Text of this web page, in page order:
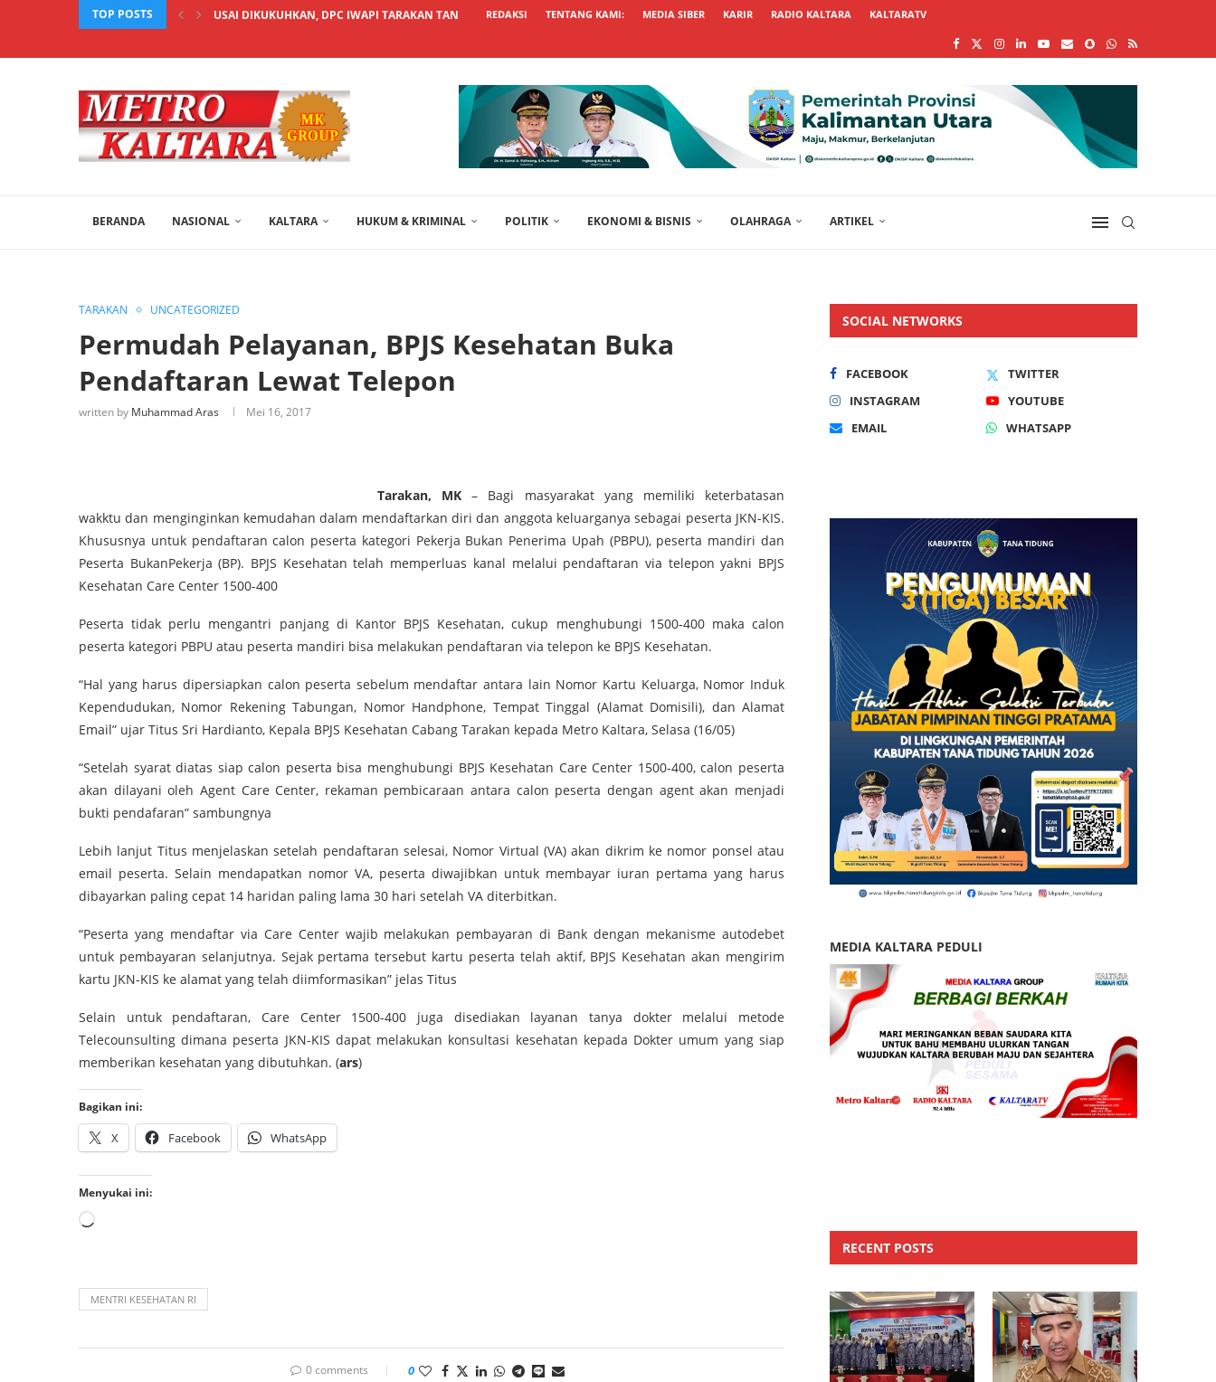
TOP POSTS USAI DIKUKUHKAN, DPC IWAPI TARAKAN TANCAP GAS TINGKATKAN...
REDAKSI TENTANG KAMI: MEDIA SIBER KARIR RADIO KALTARA KALTARATV
BERANDA NASIONAL KALTARA HUKUM & KRIMINAL POLITIK EKONOMI & BISNIS OLAHRAGA ARTIKEL
TARAKAN UNCATEGORIZED
Permudah Pelayanan, BPJS Kesehatan Buka
Pendaftaran Lewat Telepon
written by Muhammad Aras Mei 16, 2017
Tarakan, MK – Bagi masyarakat yang memiliki keterbatasan
wakktu dan menginginkan kemudahan dalam mendaftarkan diri dan anggota keluarganya sebagai peserta JKN-KIS.
Khususnya untuk pendaftaran calon peserta kategori Pekerja Bukan Penerima Upah (PBPU), peserta mandiri dan
Peserta BukanPekerja (BP). BPJS Kesehatan telah memperluas kanal melalui pendaftaran via telepon yakni BPJS
Kesehatan Care Center 1500-400
Peserta tidak perlu mengantri panjang di Kantor BPJS Kesehatan, cukup menghubungi 1500-400 maka calon
peserta kategori PBPU atau peserta mandiri bisa melakukan pendaftaran via telepon ke BPJS Kesehatan.
“Hal yang harus dipersiapkan calon peserta sebelum mendaftar antara lain Nomor Kartu Keluarga, Nomor Induk
Kependudukan, Nomor Rekening Tabungan, Nomor Handphone, Tempat Tinggal (Alamat Domisili), dan Alamat
Email” ujar Titus Sri Hardianto, Kepala BPJS Kesehatan Cabang Tarakan kepada Metro Kaltara, Selasa (16/05)
“Setelah syarat diatas siap calon peserta bisa menghubungi BPJS Kesehatan Care Center 1500-400, calon peserta
akan dilayani oleh Agent Care Center, rekaman pembicaraan antara calon peserta dengan agent akan menjadi
bukti pendafaran” sambungnya
Lebih lanjut Titus menjelaskan setelah pendaftaran selesai, Nomor Virtual (VA) akan dikrim ke nomor ponsel atau
email peserta. Selain mendapatkan nomor VA, peserta diwajibkan untuk membayar iuran pertama yang harus
dibayarkan paling cepat 14 haridan paling lama 30 hari setelah VA diterbitkan.
“Peserta yang mendaftar via Care Center wajib melakukan pembayaran di Bank dengan mekanisme autodebet
untuk pembayaran selanjutnya. Sejak pertama tersebut kartu peserta telah aktif, BPJS Kesehatan akan mengirim
kartu JKN-KIS ke alamat yang telah diimformasikan” jelas Titus
Selain untuk pendaftaran, Care Center 1500-400 juga disediakan layanan tanya dokter melalui metode
Telecounsulting dimana peserta JKN-KIS dapat melakukan konsultasi kesehatan kepada Dokter umum yang siap
memberikan kesehatan yang dibutuhkan. (ars)
Bagikan ini:
X Facebook WhatsApp
Menyukai ini:
MENTRI KESEHATAN RI
0 comments 0
SOCIAL NETWORKS
FACEBOOK
TWITTER
INSTAGRAM
YOUTUBE
EMAIL
WHATSAPP
MEDIA KALTARA PEDULI
RECENT POSTS